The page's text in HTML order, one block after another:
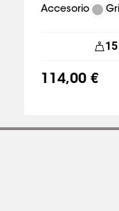
Accesorio
15
114,00 €